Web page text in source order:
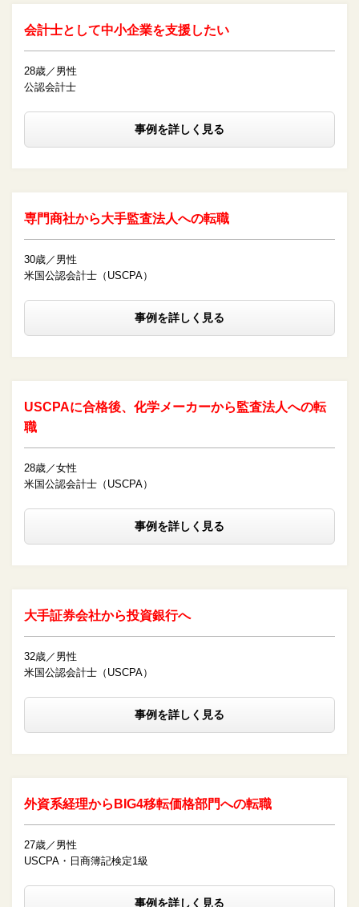
会計士として中小企業を支援したい
28歳／男性
公認会計士
事例を詳しく見る
専門商社から大手監査法人への転職
30歳／男性
米国公認会計士（USCPA）
事例を詳しく見る
USCPAに合格後、化学メーカーから監査法人への転
職
28歳／女性
米国公認会計士（USCPA）
事例を詳しく見る
大手証券会社から投資銀行へ
32歳／男性
米国公認会計士（USCPA）
事例を詳しく見る
外資系経理からBIG4移転価格部門への転職
27歳／男性
USCPA・日商簿記検定1級
事例を詳しく見る